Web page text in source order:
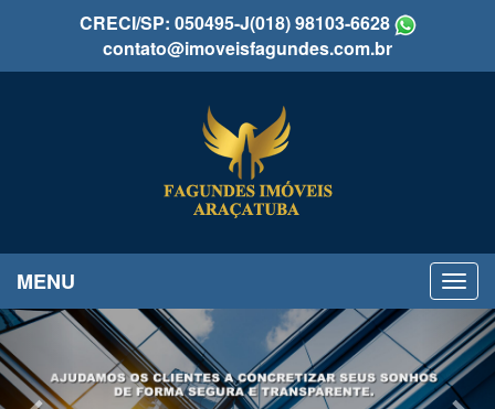
CRECI/SP: 050495-J(018) 98103-6628
contato@imoveisfagundes.com.br
MENU
Previous